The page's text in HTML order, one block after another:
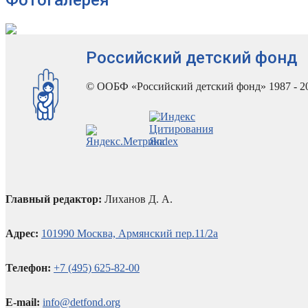
Российский детский фонд
© ООБФ «Российский детский фонд» 1987 -
Главный редактор: Лиханов Д. А.
Адрес: 101990 Москва, Армянский пер.11/2а
Телефон: +7 (495) 625-82-00
E-mail: info@detfond.org